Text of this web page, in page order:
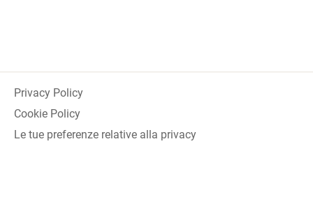
Privacy Policy
Cookie Policy
Le tue preferenze relative alla privacy